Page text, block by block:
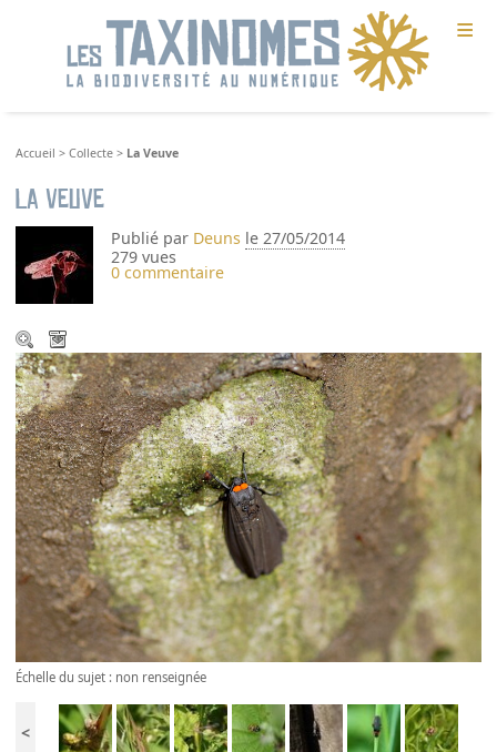
≡
Accueil >Collecte > La Veuve
La Veuve
Publié par Deuns le 27/05/2014
279 vues
0 commentaire
Échelle du sujet : non renseignée
<